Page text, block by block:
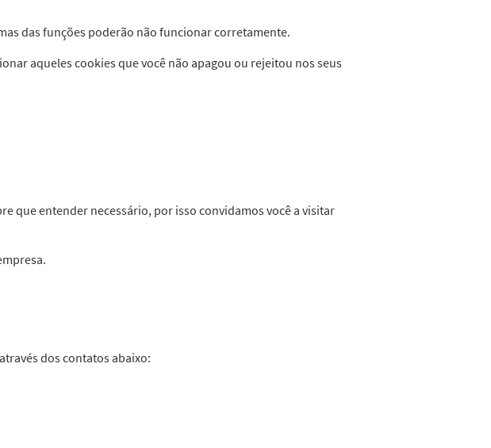
das funções poderão não funcionar corretamente.
aqueles cookies que você não apagou ou rejeitou nos seus
que entender necessário, por isso convidamos você a visitar
dos contatos abaixo: